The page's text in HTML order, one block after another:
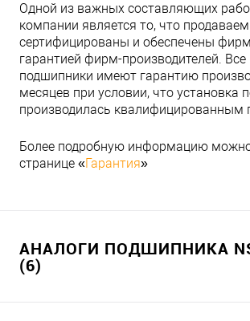
Одной из важных составляющих
компании является то, что
сертифицированы и обеспечены
гарантией фирм-производителей.
подшипники имеют гарантию
месяцев при условии, что установка
производилась квалифицированным
Более подробную информацию
странице «Гарантия»
АНАЛОГИ ПОДШИПНИКА
(6)